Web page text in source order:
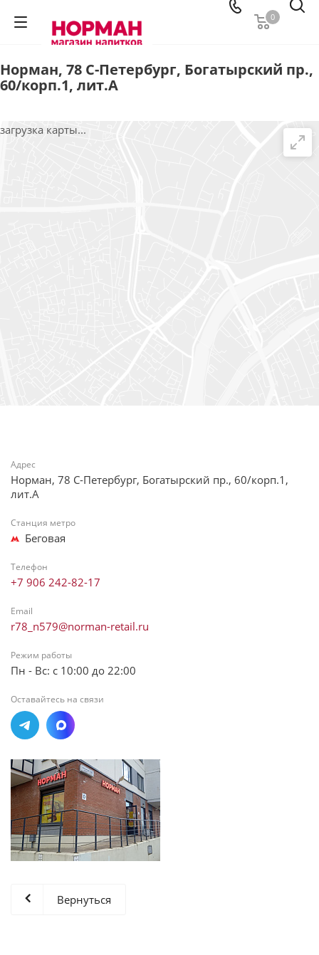
0
Норман, 78 С-Петербург, Богатырский пр.,
60/корп.1, лит.А
загрузка карты...
Адрес
Норман, 78 С-Петербург, Богатырский пр., 60/корп.1,
лит.А
Станция метро
Беговая
Телефон
+7 906 242-82-17
Email
r78_n579@norman-retail.ru
Режим работы
Пн - Вс: с 10:00 до 22:00
Оставайтесь на связи
Вернуться